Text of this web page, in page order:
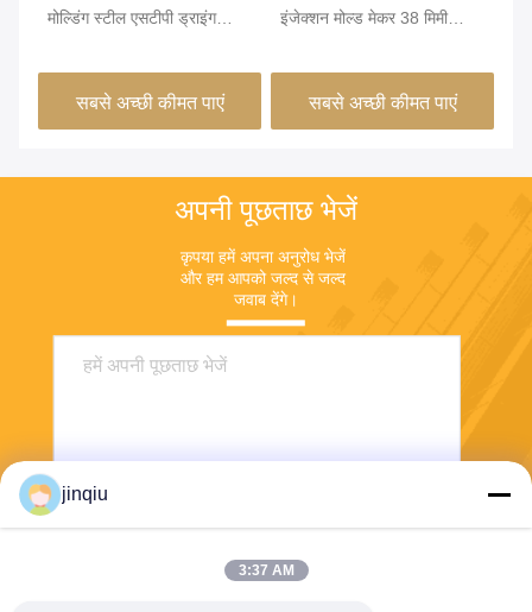
मोल्डिंग स्टील एसटीपी ड्राइंग
सबसे अच्छी कीमत पाएं
इंजेक्शन मोल्ड मेकर 38 मिमी
सबसे अच्छी कीमत पाएं
अपनी पूछताछ भेजें
कृपया हमें अपना अनुरोध भेजें
और हम आपको जल्द से जल्द
जवाब देंगे।
jinqiu
3:37 AM